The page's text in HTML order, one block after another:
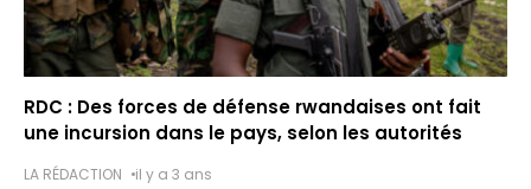
RDC : Des forces de défense rwandaises ont fait
une incursion dans le pays, selon les autorités
LA RÉDACTION il y a 3 ans